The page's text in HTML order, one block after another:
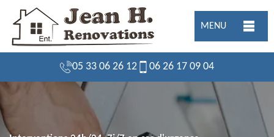
MENU
05 33 06 26 12 06 26 17 09 04